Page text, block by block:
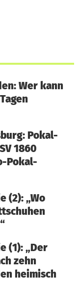
Wer kann
Pokal-
1860
Pokal-
(2): „Wo
(1): „Der
zehn
heimisch